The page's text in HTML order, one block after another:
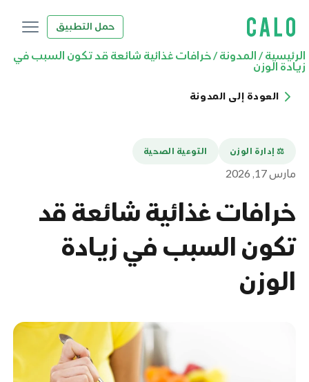
حمل التطبيق
الرئيسية/ المدونة/خرافات غذائية شائعة قد تكون السبب في
زيادة الوزن
العودة إلى المدونة
⚖️ إدارة الوزن التوعية الصحية
مارس 17, 2026
خرافات غذائية شائعة قد
تكون السبب في زيادة
الوزن